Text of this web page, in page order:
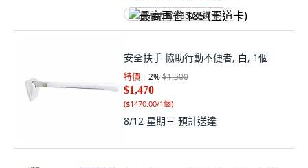
最高再省 $85 (王道卡)
安全扶手 協助行動不便者, 白, 1個
特價 2%$1,500
$1,470
($1470.00/1個)
8/12 星期三 預計送達